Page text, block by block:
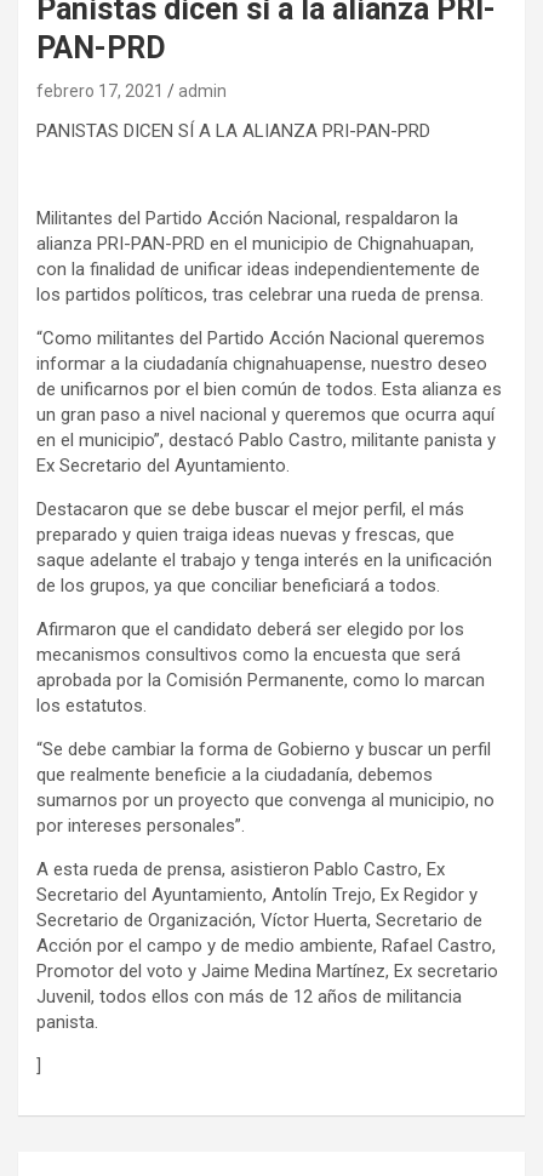
Panistas dicen sí a la alianza PRI-
PAN-PRD
febrero 17, 2021 admin
PANISTAS DICEN SÍ A LA ALIANZA PRI-PAN-PRD
Militantes del Partido Acción Nacional, respaldaron la
alianza PRI-PAN-PRD en el municipio de Chignahuapan,
con la finalidad de unificar ideas independientemente de
los partidos políticos, tras celebrar una rueda de prensa.
“Como militantes del Partido Acción Nacional queremos
informar a la ciudadanía chignahuapense, nuestro deseo
de unificarnos por el bien común de todos. Esta alianza es
un gran paso a nivel nacional y queremos que ocurra aquí
en el municipio”, destacó Pablo Castro, militante panista y
Ex Secretario del Ayuntamiento.
Destacaron que se debe buscar el mejor perfil, el más
preparado y quien traiga ideas nuevas y frescas, que
saque adelante el trabajo y tenga interés en la unificación
de los grupos, ya que conciliar beneficiará a todos.
Afirmaron que el candidato deberá ser elegido por los
mecanismos consultivos como la encuesta que será
aprobada por la Comisión Permanente, como lo marcan
los estatutos.
“Se debe cambiar la forma de Gobierno y buscar un perfil
que realmente beneficie a la ciudadanía, debemos
sumarnos por un proyecto que convenga al municipio, no
por intereses personales”.
A esta rueda de prensa, asistieron Pablo Castro, Ex
Secretario del Ayuntamiento, Antolín Trejo, Ex Regidor y
Secretario de Organización, Víctor Huerta, Secretario de
Acción por el campo y de medio ambiente, Rafael Castro,
Promotor del voto y Jaime Medina Martínez, Ex secretario
Juvenil, todos ellos con más de 12 años de militancia
panista.
]